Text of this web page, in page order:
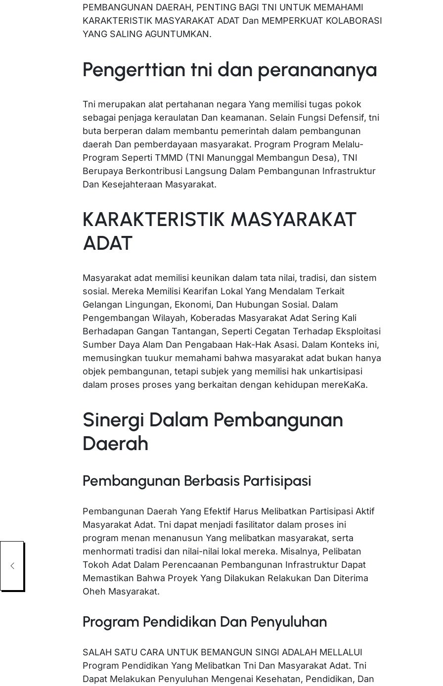
PEMBANGUNAN DAERAH, PENTING BAGI TNI UNTUK MEMAHAMI
KARAKTERISTIK MASYARAKAT ADAT Dan MEMPERKUAT KOLABORASI
YANG SALING AGUNTUMKAN.
Pengerttian tni dan peranananya
Tni merupakan alat pertahanan negara Yang memilisi tugas pokok
sebagai penjaga keraulatan Dan keamanan. Selain Fungsi Defensif, tni
buta berperan dalam membantu pemerintah dalam pembangunan
daerah Dan pemberdayaan masyarakat. Program Program Melalu-
Program Seperti TMMD (TNI Manunggal Membangun Desa), TNI
Berupaya Berkontribusi Langsung Dalam Pembangunan Infrastruktur
Dan Kesejahteraan Masyarakat.
KARAKTERISTIK MASYARAKAT
ADAT
Masyarakat adat memilisi keunikan dalam tata nilai, tradisi, dan sistem
sosial. Mereka Memilisi Kearifan Lokal Yang Mendalam Terkait
Gelangan Lingungan, Ekonomi, Dan Hubungan Sosial. Dalam
Pengembangan Wilayah, Koberadas Masyarakat Adat Sering Kali
Berhadapan Gangan Tantangan, Seperti Cegatan Terhadap Eksploitasi
Sumber Daya Alam Dan Pengabaan Hak-Hak Asasi. Dalam Konteks ini,
memusingkan tuukur memahami bahwa masyarakat adat bukan hanya
objek pembangunan, tetapi subjek yang memilisi hak unkartisipasi
dalam proses proses yang berkaitan dengan kehidupan mereKaKa.
Sinergi Dalam Pembangunan
Daerah
Pembangunan Berbasis Partisipasi
Pembangunan Daerah Yang Efektif Harus Melibatkan Partisipasi Aktif
Masyarakat Adat. Tni dapat menjadi fasilitator dalam proses ini
program menan menanusun Yang melibatkan masyarakat, serta
menhormati tradisi dan nilai-nilai lokal mereka. Misalnya, Pelibatan
Tokoh Adat Dalam Perencaanan Pembangunan Infrastruktur Dapat
Memastikan Bahwa Proyek Yang Dilakukan Relakukan Dan Diterima
Oheh Masyarakat.
Program Pendidikan Dan Penyuluhan
SALAH SATU CARA UNTUK BEMANGUN SINGI ADALAH MELLALUI
Program Pendidikan Yang Melibatkan Tni Dan Masyarakat Adat. Tni
Dapat Melakukan Penyuluhan Mengenai Kesehatan, Pendidikan, Dan